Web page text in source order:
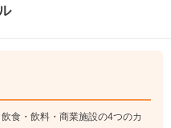
ります。
食・飲料・商業施設の4つのカ